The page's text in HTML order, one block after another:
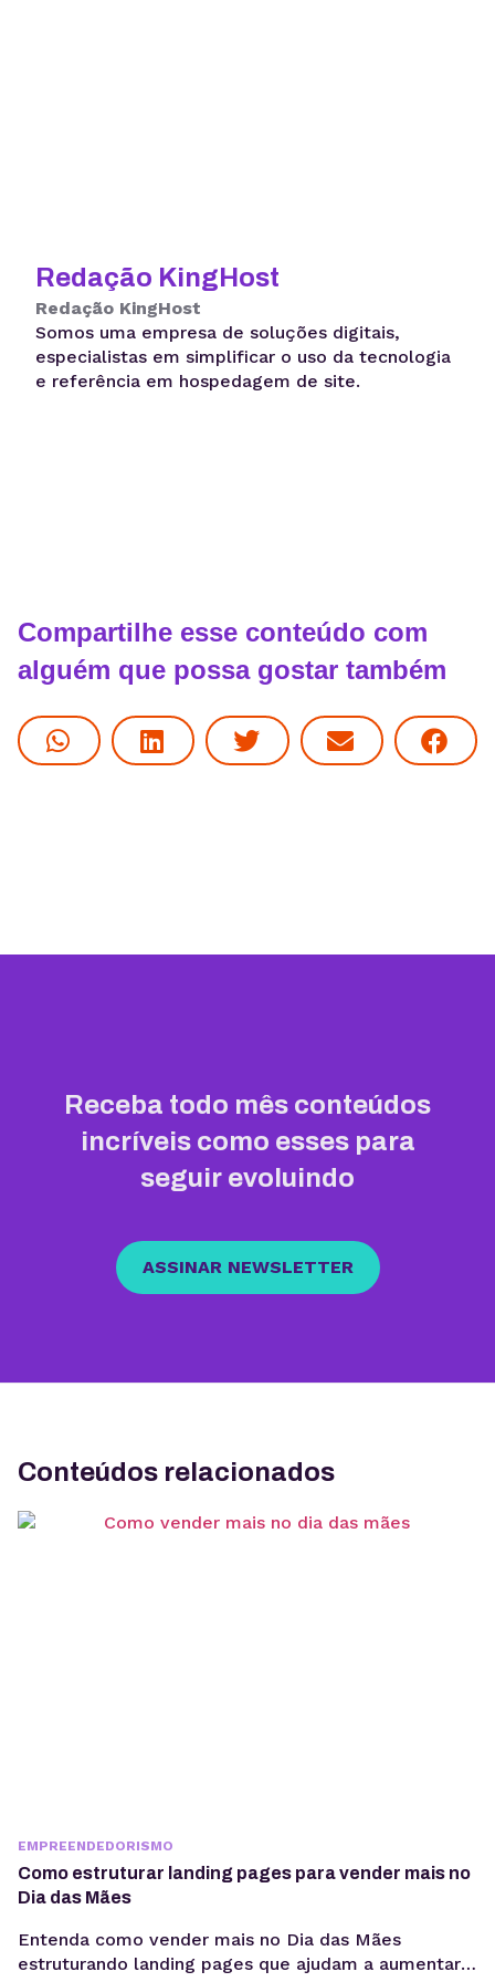
Redação KingHost
Redação KingHost
Somos uma empresa de soluções digitais,
especialistas em simplificar o uso da tecnologia
e referência em hospedagem de site.
Compartilhe esse conteúdo com
alguém que possa gostar também
Receba todo mês conteúdos
incríveis como esses para
seguir evoluindo
ASSINAR NEWSLETTER
Conteúdos relacionados
EMPREENDEDORISMO
Como estruturar landing pages para vender mais no
Dia das Mães
Entenda como vender mais no Dia das Mães
estruturando landing pages que ajudam a aumentar